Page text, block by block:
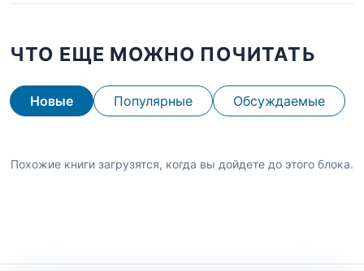
ЧТО ЕЩЕ МОЖНО ПОЧИТАТЬ
Новые Популярные Обсуждаемые
Похожие книги загрузятся, когда вы дойдете до этого блока.